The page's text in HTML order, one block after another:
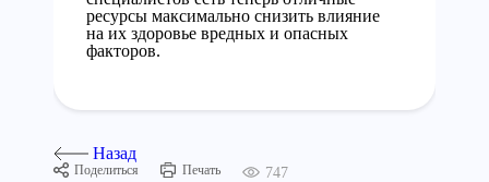
ресурсы максимально снизить влияние
на их здоровье вредных и опасных
факторов.
Назад
Поделиться Печать 747